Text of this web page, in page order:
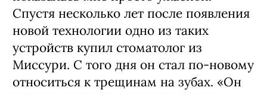
Спустя несколько лет после появления
новой технологии одно из таких
устройств купил стоматолог из
Миссури. С того дня он стал по-новому
относиться к трещинам на зубах. «Он